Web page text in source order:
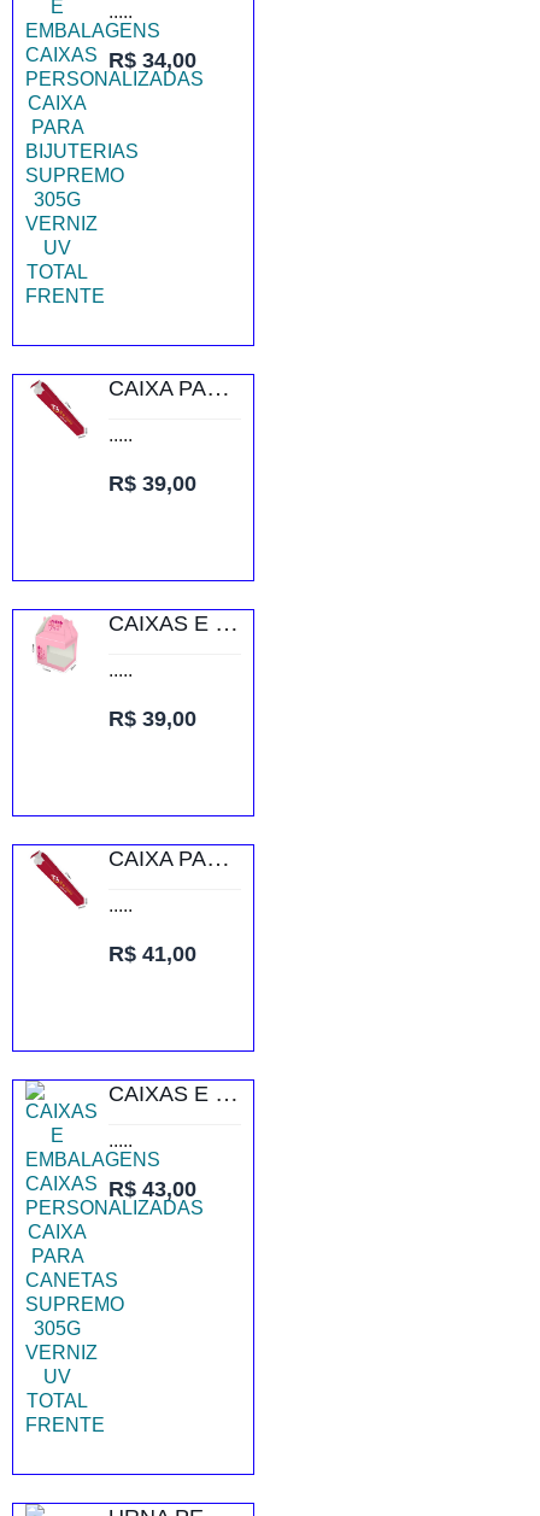
.....
R$ 34,00
CAIXA PARA CANETAS RECICLATO 250G SEM VERNIZ
.....
R$ 39,00
CAIXAS E EMBALAGENS CAIXAS PERSONALIZADAS CAIXA COM JANELA PARA CANECA RECICLATO 240G SEM VERNIZ
.....
R$ 39,00
CAIXA PARA CANETAS SUPREMO 250G VERNIZ UV TOTAL FRENTE
.....
R$ 41,00
CAIXAS E EMBALAGENS CAIXAS PERSONALIZADAS CAIXA PARA CANETAS SUPREMO 305G VERNIZ UV TOTAL FRENTE
.....
R$ 43,00